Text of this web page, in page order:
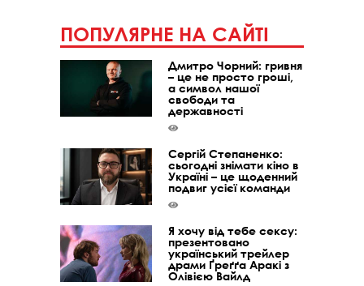
ПОПУЛЯРНЕ НА САЙТІ
Дмитро Чорний: гривня
– це не просто гроші,
а символ нашої
свободи та
державності
Сергій Степаненко:
сьогодні знімати кіно в
Україні – це щоденний
подвиг усієї команди
Я хочу від тебе сексу:
презентовано
український трейлер
драми Ґреґґа Аракі з
Олівією Вайлд